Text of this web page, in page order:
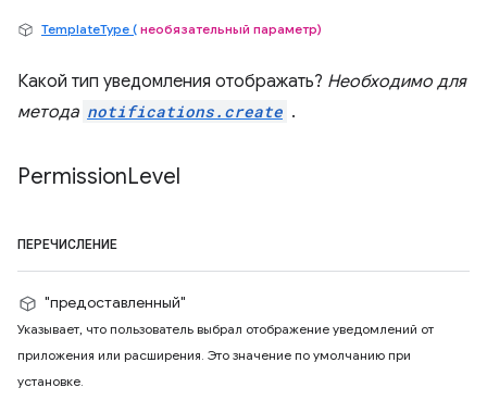
TemplateType ( необязательный параметр)
Какой тип уведомления отображать? Необходимо для
метода notifications.create .
PermissionLevel
ПЕРЕЧИСЛЕНИЕ
"предоставленный"
Указывает, что пользователь выбрал отображение уведомлений от
приложения или расширения. Это значение по умолчанию при
установке.